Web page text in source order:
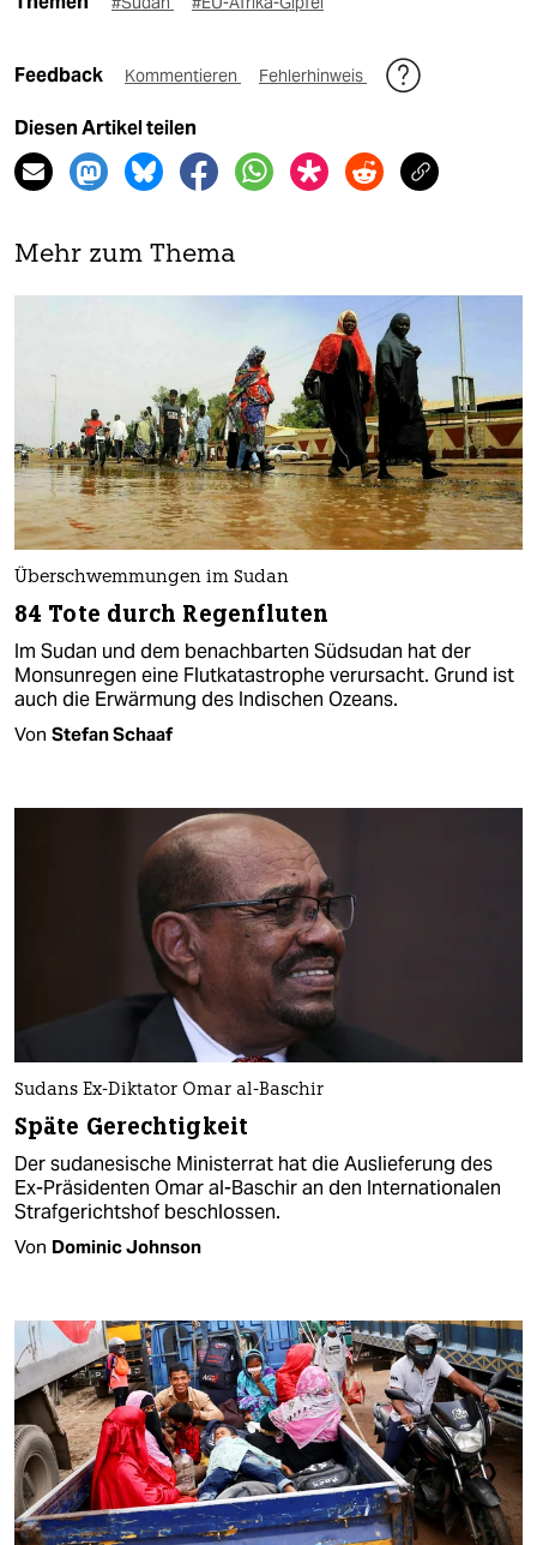
Feedback Kommentieren Fehlerhinweis
Diesen Artikel teilen
Mehr zum Thema
Überschwemmungen im Sudan
84 Tote durch Regenfluten
Im Sudan und dem benachbarten Südsudan hat der
Monsunregen eine Flutkatastrophe verursacht. Grund ist
auch die Erwärmung des Indischen Ozeans.
Von Stefan Schaaf
Sudans Ex-Diktator Omar al-Baschir
Späte Gerechtigkeit
Der sudanesische Ministerrat hat die Auslieferung des
Ex-Präsidenten Omar al-Baschir an den Internationalen
Strafgerichtshof beschlossen.
Von Dominic Johnson